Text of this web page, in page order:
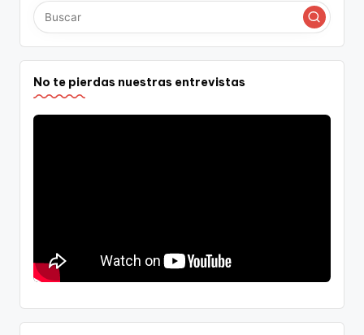
entradas
No te pierdas nuestras entrevistas